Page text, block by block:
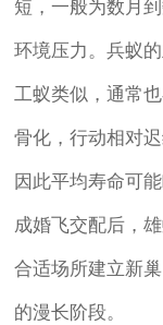
短，一般为数月
环境压力。兵蚁
工蚁类似，通常
骨化，行动相对
因此平均寿命可
成婚飞交配后，
合适场所建立新
的漫长阶段。